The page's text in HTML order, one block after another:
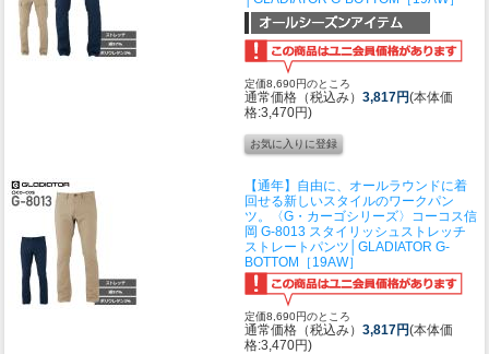
定価8,690円のところ
通常価格（税込み） 3,817円(本体価
格:3,470円)
【通年】自由に、オールラウンドに着
回せる新しいスタイルのワークパン
ツ。〈G・カーゴシリーズ〉
コーコス信
岡 G-8013 スタイリッシュストレッチ
ストレートパンツ│GLADIATOR G-
BOTTOM［19AW］
定価8,690円のところ
通常価格（税込み） 3,817円(本体価
格:3,470円)